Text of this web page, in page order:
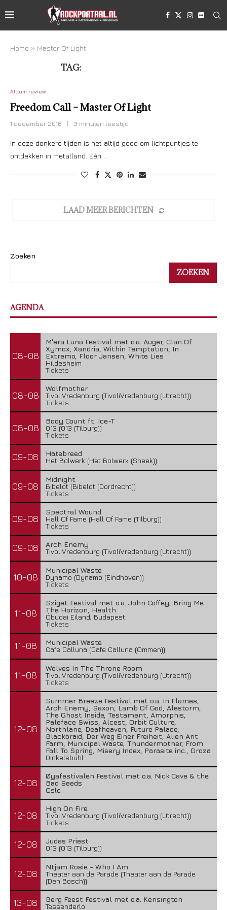
Home » Master Of Light
TAG:
Album review
Freedom Call – Master Of Light
1 december 2016 3 minuten leestijd
In deze donkere tijden is het altijd goed om lichtpuntjes te
ontdekken in metalland. Eén …
LAAD MEER BERICHTEN
Zoeken
ZOEKEN
AGENDA
08-08
M'era Luna Festival met o.a. Auger, Clan Of
Xymox, Xandria, Within Temptation, In
Extremo, Floor Jansen, White Lies
Hildesheim
Tickets
08-08
Wolfmother
TivoliVredenburg (TivoliVredenburg (Utrecht))
Tickets
08-08
Body Count ft. Ice-T
013 (013 (Tilburg))
Tickets
09-08
Hatebreed
Het Bolwerk (Het Bolwerk (Sneek))
09-08
Midnight
Bibelot (Bibelot (Dordrecht))
Tickets
09-08
Spectral Wound
Hall Of Fame (Hall Of Fame (Tilburg))
Tickets
09-08
Arch Enemy
TivoliVredenburg (TivoliVredenburg (Utrecht))
10-08
Municipal Waste
Dynamo (Dynamo (Eindhoven))
Tickets
11-08
Sziget Festival met o.a. John Coffey, Bring Me
The Horizon, Health
Óbudai Eiland, Budapest
Tickets
11-08
Municipal Waste
Cafe Calluna (Cafe Calluna (Ommen))
11-08
Wolves In The Throne Room
TivoliVredenburg (TivoliVredenburg (Utrecht))
Tickets
12-08
Summer Breeze Festival met o.a. In Flames,
Arch Enemy, Saxon, Lamb Of God, Alestorm,
The Ghost Inside, Testament, Amorphis,
Paleface Swiss, Alcest, Orbit Culture,
Northlane, Deafheaven, Future Palace,
Blackbraid, Der Weg Einer Freiheit, Alien Ant
Farm, Municipal Waste, Thundermother, From
Fall To Spring, Misery Index, Parasite inc., Groza
Dinkelsbühl
12-08
Øyafestivalen Festival met o.a. Nick Cave & the
Bad Seeds
Oslo
12-08
High On Fire
TivoliVredenburg (TivoliVredenburg (Utrecht))
Tickets
12-08
Judas Priest
013 (013 (Tilburg))
12-08
Ntjam Rosie - Who I Am
Theater aan de Parade (Theater aan de Parade
(Den Bosch))
13-08
Berg Feest Festival met o.a. Kensington
Tessenderlo